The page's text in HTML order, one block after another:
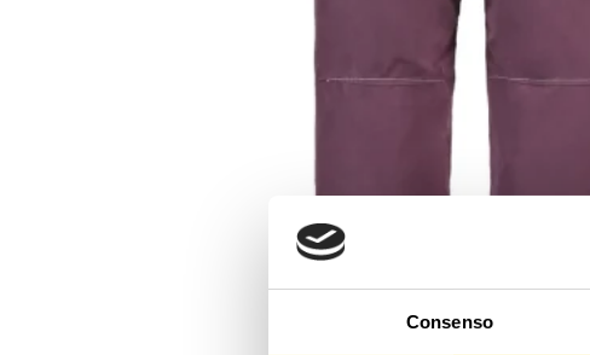
Consenso